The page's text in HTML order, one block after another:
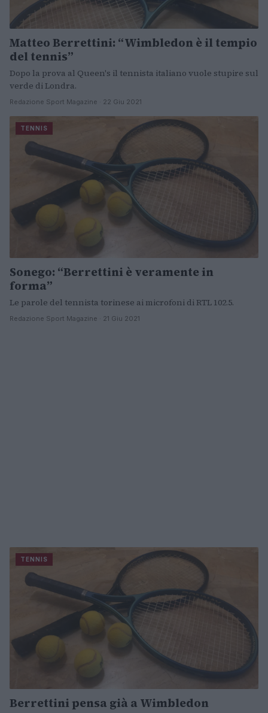
Matteo Berrettini: “Wimbledon è il tempio
del tennis”
Dopo la prova al Queen's il tennista italiano vuole stupire sul
verde di Londra.
Redazione Sport Magazine · 22 Giu 2021
TENNIS
Sonego: “Berrettini è veramente in
forma”
Le parole del tennista torinese ai microfoni di RTL 102.5.
Redazione Sport Magazine · 21 Giu 2021
TENNIS
Berrettini pensa già a Wimbledon